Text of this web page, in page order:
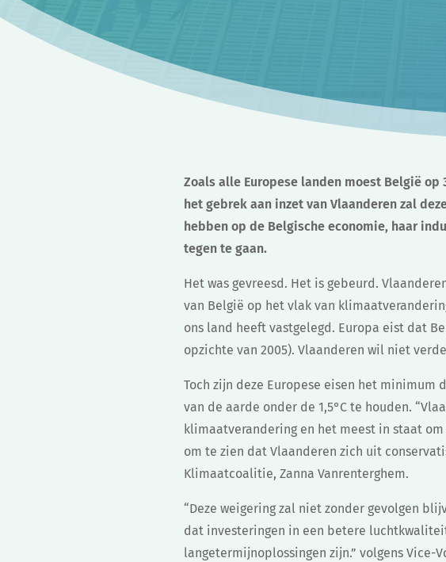
Zoals alle Europese landen moest België
het gebrek aan inzet van Vlaanderen zal
hebben op de Belgische economie, haar
tegen te gaan.
Het was gevreesd. Het is gebeurd.
van België op het vlak van
ons land heeft vastgelegd. Europa eist dat
opzichte van 2005). Vlaanderen wil niet
Toch zijn deze Europese eisen het
van de aarde onder de 1,5°C te houden.
klimaatverandering en het meest in staat
om te zien dat Vlaanderen zich uit
Klimaatcoalitie, Zanna Vanrenterghem.
“Deze weigering zal niet zonder gevolgen
dat investeringen in een betere
langetermijnoplossingen zijn.” volgens